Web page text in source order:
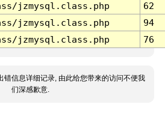
jzmysql.class.php
62
jzmysql.class.php
94
jzmysql.class.php 76
错信息详细记录, 由此给您带来的访问不便我
们深感歉意.